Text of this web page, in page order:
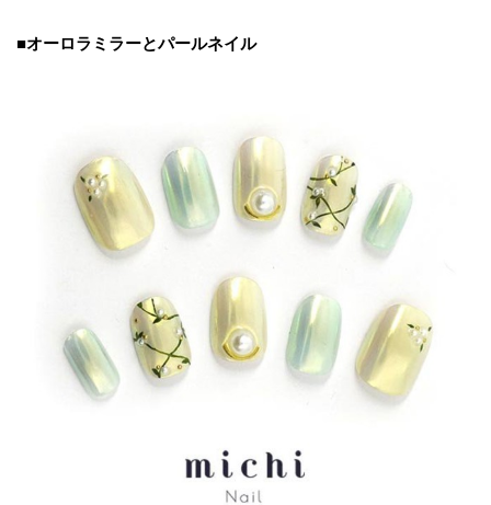
■オーロラミラーとパールネイル